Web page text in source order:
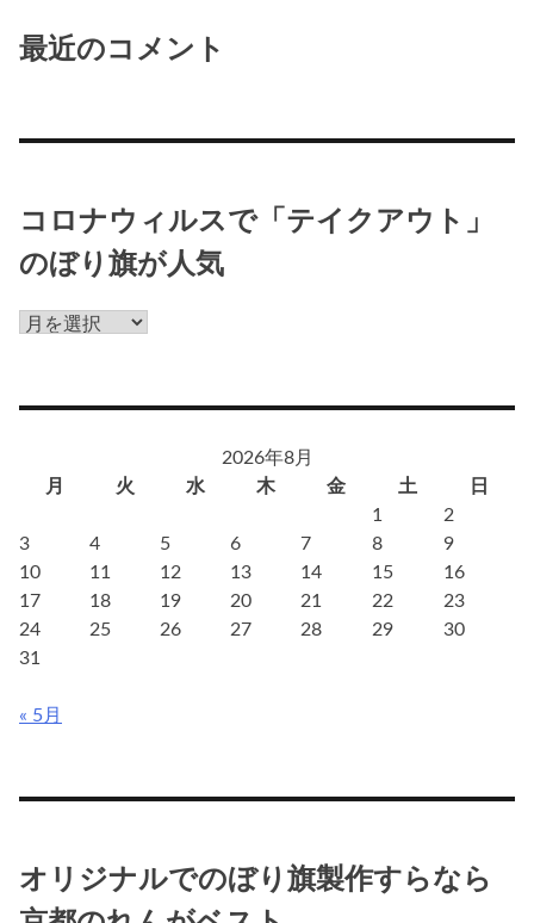
最近のコメント
コロナウィルスで「テイクアウト」
のぼり旗が人気
コ
ウ
「テ
イ
ク
ア
ウ
の
人
気
2026年8月
月
火 水 木 金 土
日
1
2
3
4 5 6 7 8
9
10
11 12 13 14 15
16
17
18 19 20 21 22
23
24
25 26 27 28 29
30
31
« 5月
オリジナルでのぼり旗製作すらなら